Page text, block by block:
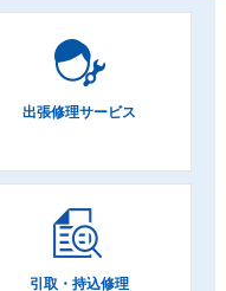
出張修理サービス
引取・持込修理